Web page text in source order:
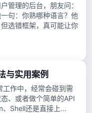
管理的后台，朋友问：
句：你熟哪种语言？他
选错框架，真可能让你
与实用案例
工作中，经常会碰到需
、或者做个简单的API
Shell还是直接上...